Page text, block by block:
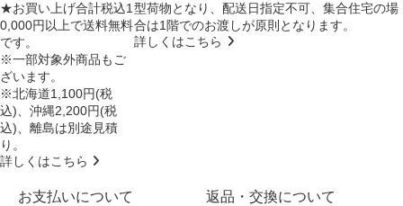
★お買い上げ合計税込1
0,000円以上で送料無料
です。
※一部対象外商品もご
ざいます。
※北海道1,100円(税
込)、沖縄2,200円(税
込)、離島は別途見積
り。
詳しくはこちら
型荷物となり、配送日指定不可、集合住宅の場
合は1階でのお渡しが原則となります。
詳しくはこちら
お支払いについて 返品・交換について